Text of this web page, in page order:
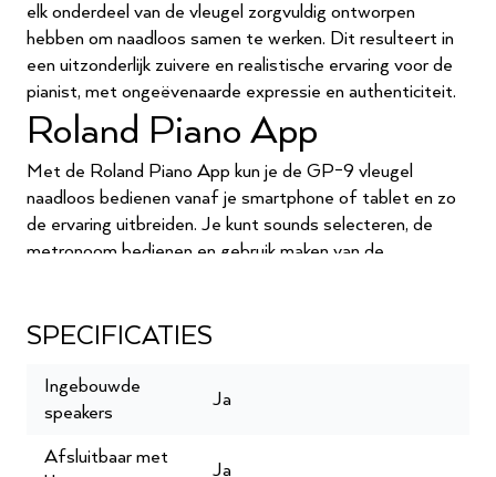
elk onderdeel van de vleugel zorgvuldig ontworpen
hebben om naadloos samen te werken. Dit resulteert in
een uitzonderlijk zuivere en realistische ervaring voor de
pianist, met ongeëvenaarde expressie en authenticiteit.
Roland Piano App
Met de Roland Piano App kun je de GP-9 vleugel
naadloos bedienen vanaf je smartphone of tablet en zo
de ervaring uitbreiden. Je kunt sounds selecteren, de
metronoom bedienen en gebruik maken van de
ingebouwde liedjes op de piano, evenals een groeiende
kunt oproepen en ze in je eigen tempo kunt leren.
Daarnaast motiveert de app je met lesfuncties, zoals
ritmeoefeningen en een One Week Master-programma,
SPECIFICATIES
Ingebouwde
speakers
Ja
Afsluitbaar met
Ja